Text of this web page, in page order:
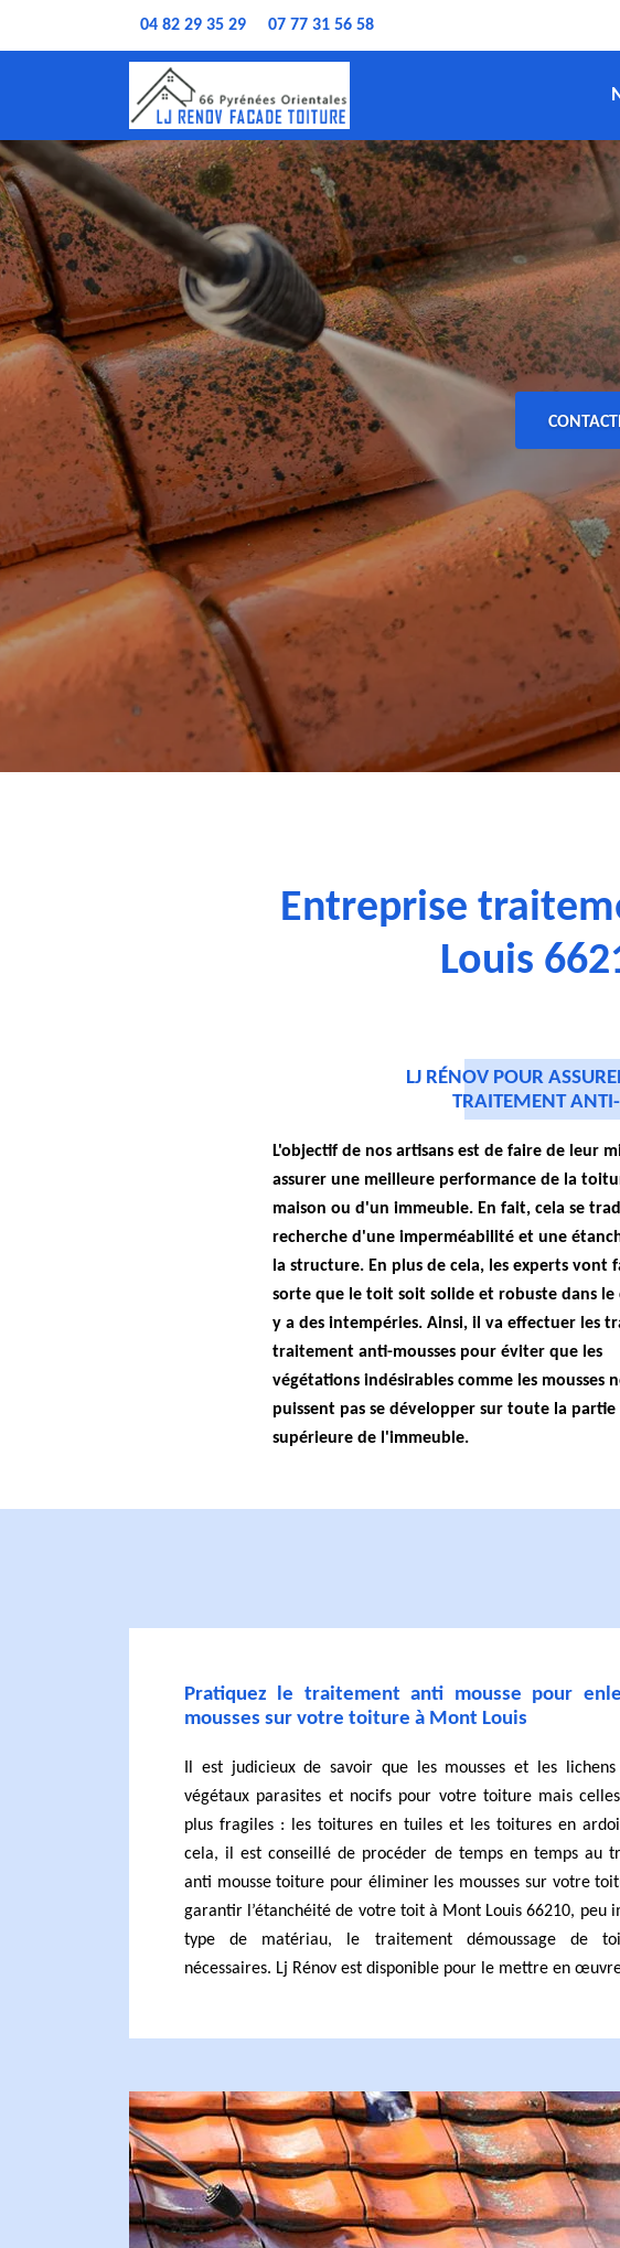
04 82 29 35 29 07 77 31 56 58
Entreprise
Louis
LJ RÉNOV POUR
TRAITEMENT
L'objectif de nos artisans est de faire de leur
assurer une meilleure performance de la
maison ou d'un immeuble. En fait, cela se
recherche d'une imperméabilité et une
la structure. En plus de cela, les experts vont
sorte que le toit soit solide et robuste dans le
y a des intempéries. Ainsi, il va effectuer les
traitement anti-mousses pour éviter que les
végétations indésirables comme les mousses
puissent pas se développer sur toute la partie
supérieure de l'immeuble.
Pratiquez le traitement anti mousse pour
mousses sur votre toiture à Mont Louis
Il est judicieux de savoir que les mousses et les
végétaux parasites et nocifs pour votre toiture mais
plus fragiles : les toitures en tuiles et les toitures en
cela, il est conseillé de procéder de temps en temps au
anti mousse toiture pour éliminer les mousses sur votre
garantir l’étanchéité de votre toit à Mont Louis 66210, peu
type de matériau, le traitement démoussage de
nécessaires. Lj Rénov est disponible pour le mettre en